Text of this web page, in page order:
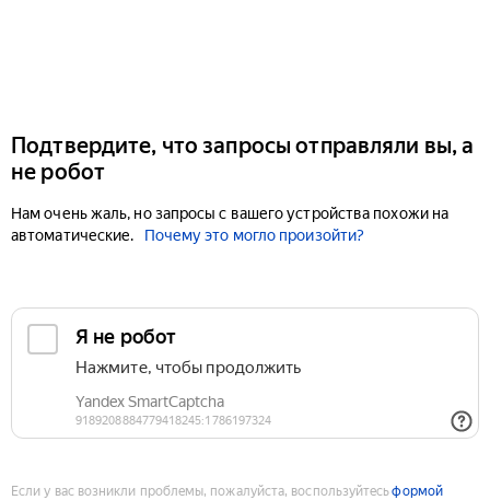
Подтвердите, что запросы отправляли вы, а
не робот
Нам очень жаль, но запросы с вашего устройства похожи на
автоматические.
Почему это могло произойти?
Если у вас возникли проблемы, пожалуйста, воспользуйтесьформой